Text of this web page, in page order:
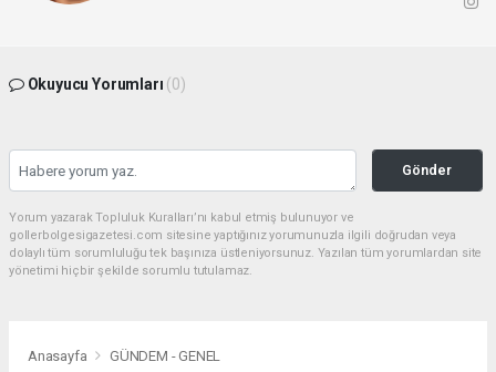
Okuyucu Yorumları (0)
Gönder
Yorum yazarak Topluluk Kuralları’nı kabul etmiş bulunuyor ve
gollerbolgesigazetesi.com sitesine yaptığınız yorumunuzla ilgili doğrudan veya
dolaylı tüm sorumluluğu tek başınıza üstleniyorsunuz. Yazılan tüm yorumlardan site
yönetimi hiçbir şekilde sorumlu tutulamaz.
Anasayfa GÜNDEM - GENEL